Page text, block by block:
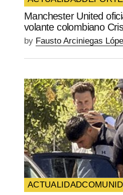
Manchester United
volante colombiano
by Fausto Arciniegas
ACTUALIDAD